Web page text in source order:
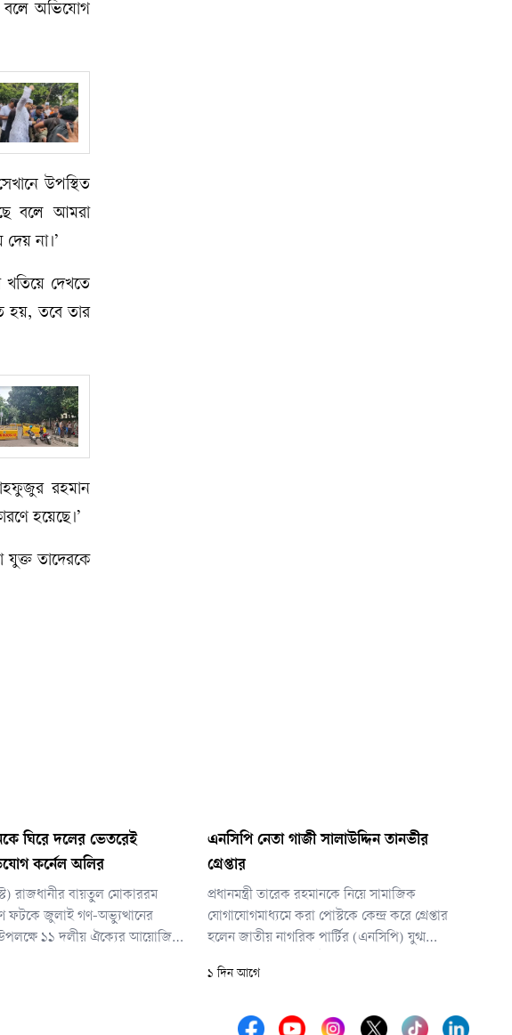
বলে অভিযোগ
উপস্থিত
বলে আমরা
না।’
দেখতে
হয়, তবে তার
রহমান
হয়েছে।’
যুক্ত তাদেরকে
ঘিরে দলের ভেতরেই
কর্নেল অলির
রাজধানীর বায়তুল মোকাররম
ফটকে জুলাই গণ-অভ্যুত্থানের
উপলক্ষে ১১ দলীয় ঐক্যের আয়োজিত
এনসিপি নেতা গাজী সালাউদ্দিন তানভীর
গ্রেপ্তার
প্রধানমন্ত্রী তারেক রহমানকে নিয়ে সামাজিক
যোগাযোগমাধ্যমে করা পোস্টকে কেন্দ্র করে গ্রেপ্তার
হলেন জাতীয় নাগরিক পার্টির (এনসিপি) যুগ্ম
দেওয়া ওই পোস্টের জের ধরে দল থেকে সাময়িক
ঢাকার বাসা থেকে তাকে পুলিশ গ্রেপ্তার করে।
১ দিন আগে